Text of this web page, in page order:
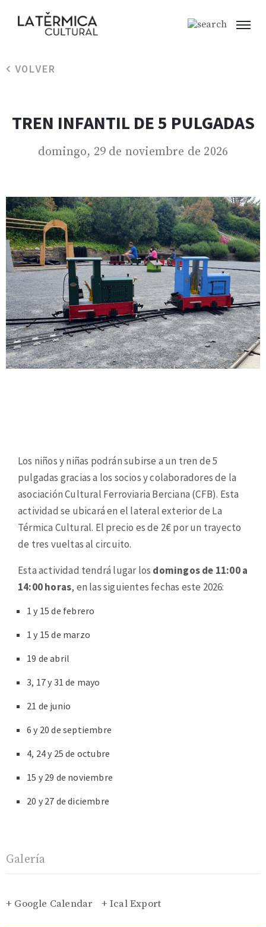
VOLVER
TREN INFANTIL DE 5 PULGADAS
domingo, 29 de noviembre de 2026
Los niños y niñas podrán subirse a un tren de 5
pulgadas gracias a los socios y colaboradores de la
asociación Cultural Ferroviaria Berciana (CFB). Esta
actividad se ubicará en el lateral exterior de La
Térmica Cultural. El precio es de 2€ por un trayecto
de tres vueltas al circuito.
Esta actividad tendrá lugar los domingos de 11:00 a
14:00 horas, en las siguientes fechas este 2026:
1 y 15 de febrero
1 y 15 de marzo
19 de abril
3, 17 y 31 de mayo
21 de junio
6 y 20 de septiembre
4, 24 y 25 de octubre
15 y 29 de noviembre
20 y 27 de diciembre
Galería
+ Google Calendar + Ical Export